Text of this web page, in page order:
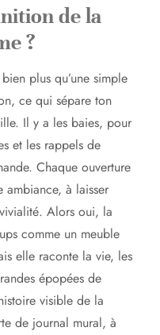
de la
?
plus qu’une simple
ce qui sépare ton
Il y a les baies, pour
et les rappels de
Chaque ouverture
ambiance, à laisser
Alors oui, la
comme un meuble
elle raconte la vie, les
épopées de
visible de la
de journal mural, à